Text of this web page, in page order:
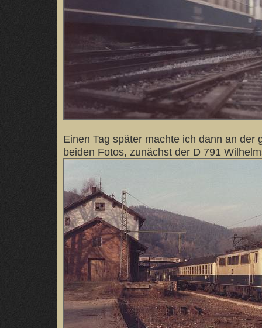
Einen Tag später machte ich dann an der
beiden Fotos, zunächst der D 791